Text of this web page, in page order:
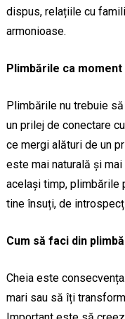
dispus, relațiile cu
armonioase.
Plimbările ca
Plimbările nu trebuie
un prilej de conectare
ce mergi alături de un
este mai naturală și
același timp, plimbările
tine însuți, de
Cum să faci din
Cheia este
mari sau să îți